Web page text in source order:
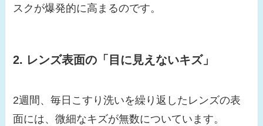
スクが爆発的に高まるのです。
2. レンズ表面の「目に見えないキズ」
2週間、毎日こすり洗いを繰り返したレンズの表
面には、微細なキズが無数についています。